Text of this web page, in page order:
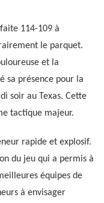
114-109 à
le parquet.
et la
sa présence pour la
soir au Texas. Cette
tactique majeur.
rapide et explosif.
du jeu qui a permis à
équipes de
à envisager